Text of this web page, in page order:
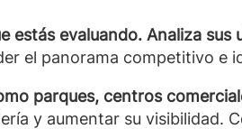
estás evaluando. Analiza
el panorama competitivo e
parques, centros
y aumentar su visibilidad.